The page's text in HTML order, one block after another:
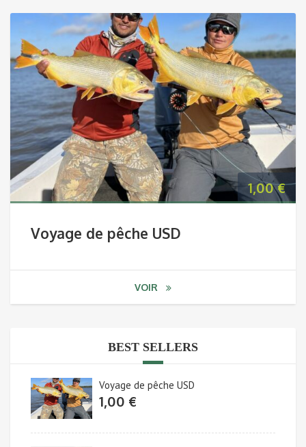
(Solde
à
payer
-
Patrick
1,00€
Voyage de pêche USD
VOIR
BEST SELLERS
Voyage de pêche USD
1,00 €